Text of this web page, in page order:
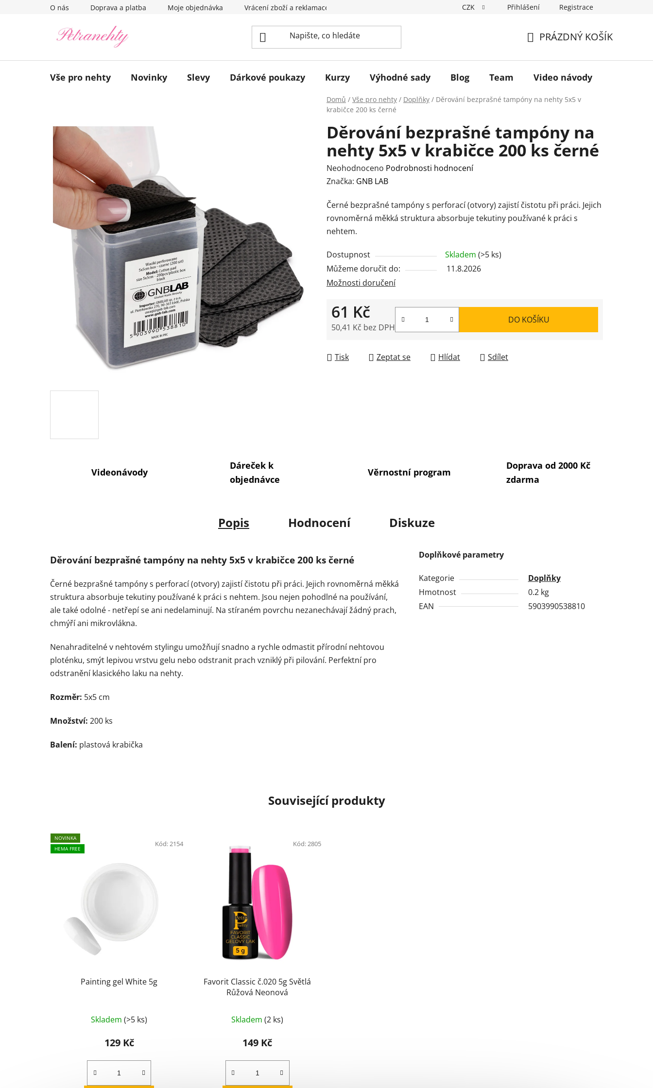
O nás Doprava a platba Moje objednávka Vrácení zboží a reklamace Hodnocení obchodu Podmínky ochrany osobních údajů
CZK Přihlášení Registrace
KOŠÍK
PRÁZDNÝ KOŠÍK
Vše pro nehty Novinky Slevy Dárkové poukazy Kurzy Výhodné sady Blog Team Video návody
Domů / Vše pro nehty / Doplňky / Děrování bezprašné tampóny na nehty 5x5 v
krabičce 200 ks černé
Děrování bezprašné tampóny na
nehty 5x5 v krabičce 200 ks černé
Průměrné
hodnocení
je
0,0
z
hvězdiček.
Neohodnoceno Podrobnosti hodnocení
Značka: GNB LAB
Černé bezprašné tampóny s perforací (otvory) zajistí čistotu při práci. Jejich
rovnoměrná měkká struktura absorbuje tekutiny používané k práci s
nehtem.
Dostupnost Skladem (>5 ks)
Můžeme doručit do:
11.8.2026
Možnosti doručení
61 Kč
50,41 Kč bez DPH
DO KOŠÍKU
Tisk Zeptat se Hlídat Sdílet
Videonávody
Dáreček k
objednávce
Věrnostní program
Doprava od 2000 Kč
zdarma
Popis Hodnocení Diskuze
Děrování bezprašné tampóny na nehty 5x5 v krabičce 200 ks černé
Černé bezprašné tampóny s perforací (otvory) zajistí čistotu při práci. Jejich rovnoměrná měkká
struktura absorbuje tekutiny používané k práci s nehtem. Jsou nejen pohodlné na používání,
ale také odolné - netřepí se ani nedelaminují. Na stíraném povrchu nezanechávají žádný prach,
chmýří ani mikrovlákna.
Nenahraditelné v nehtovém stylingu umožňují snadno a rychle odmastit přírodní nehtovou
ploténku, smýt lepivou vrstvu gelu nebo odstranit prach vzniklý při pilování. Perfektní pro
odstranění klasického laku na nehty.
Rozměr: 5x5 cm
Množství: 200 ks
Balení: plastová krabička
Doplňkové parametry
Kategorie
Doplňky
Hmotnost
0.2 kg
EAN
5903990538810
Související produkty
NOVINKA
HEMA FREE
Painting gel White 5g
hodnocení
produktu
5,0
z
Skladem(>5 ks)
129 Kč
Kód:2154
Favorit Classic č.020 5g Světlá
Růžová Neonová
Skladem(2 ks)
149 Kč
Kód:2805